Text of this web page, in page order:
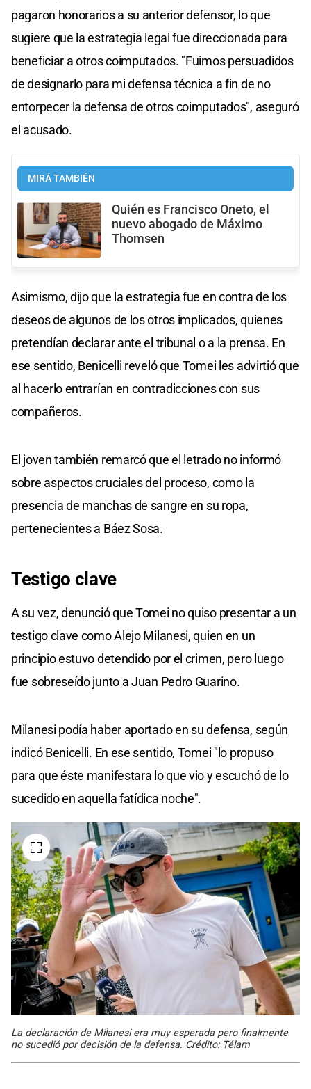
pagaron honorarios a su anterior defensor, lo que
sugiere que la estrategia legal fue direccionada para
beneficiar a otros coimputados. "Fuimos persuadidos
de designarlo para mi defensa técnica a fin de no
entorpecer la defensa de otros coimputados", aseguró
el acusado.
MIRÁ TAMBIÉN
Quién es Francisco Oneto, el
nuevo abogado de Máximo
Thomsen
Asimismo, dijo que la estrategia fue en contra de los
deseos de algunos de los otros implicados, quienes
pretendían declarar ante el tribunal o a la prensa. En
ese sentido, Benicelli reveló que Tomei les advirtió que
al hacerlo entrarían en contradicciones con sus
compañeros.
El joven también remarcó que el letrado no informó
sobre aspectos cruciales del proceso, como la
presencia de manchas de sangre en su ropa,
pertenecientes a Báez Sosa.
Testigo clave
A su vez, denunció que Tomei no quiso presentar a un
testigo clave como Alejo Milanesi, quien en un
principio estuvo detendido por el crimen, pero luego
fue sobreseído junto a Juan Pedro Guarino.
Milanesi podía haber aportado en su defensa, según
indicó Benicelli. En ese sentido, Tomei "lo propuso
para que éste manifestara lo que vio y escuchó de lo
sucedido en aquella fatídica noche".
La declaración de Milanesi era muy esperada pero finalmente
no sucedió por decisión de la defensa. Crédito: Télam